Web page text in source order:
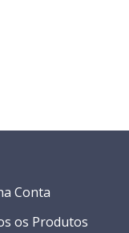
Conta
os Produtos